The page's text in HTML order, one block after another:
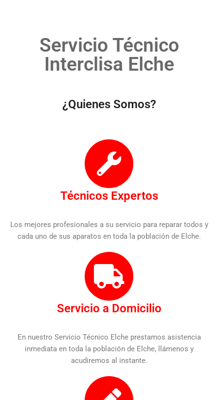
Servicio Técnico
Interclisa Elche
¿Quienes Somos?
Técnicos Expertos
Los mejores profesionales a su servicio para reparar todos y
cada uno de sus aparatos en toda la población de Elche.
Servicio a Domicilio
En nuestro Servicio Técnico Elche prestamos asistencia
inmediata en toda la población de Elche, llámenos y
acudiremos al instante.